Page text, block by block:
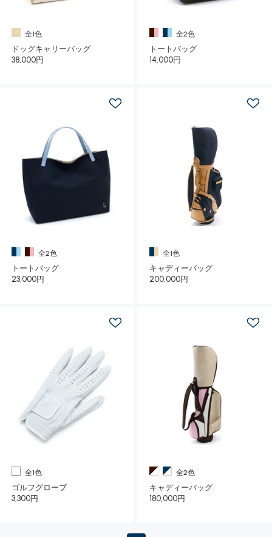
全1色
ドッグキャリーバッグ
38,000円
全2色
トートバッグ
14,000円
全2色
トートバッグ
23,000円
全1色
キャディーバッグ
200,000円
全1色
ゴルフグローブ
3,300円
全2色
キャディーバッグ
180,000円